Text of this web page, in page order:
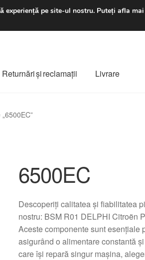
Returnări şi reclamații Livrare
6500EC
Descoperiți calitatea și fiabilitatea
nostru: BSM R01 DELPHI Citroën
Aceste componente sunt esențiale
asigurând o alimentare constantă
care își repară singur mașina,
experiență pe site-ul nostru. Puteți afla